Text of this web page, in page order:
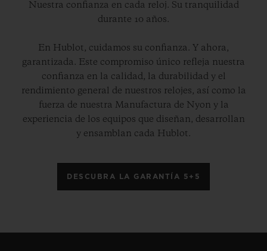
Nuestra confianza en cada reloj. Su tranquilidad
durante 10 años.
En Hublot, cuidamos su confianza. Y ahora,
garantizada. Este compromiso único refleja nuestra
confianza en la calidad, la durabilidad y el
rendimiento general de nuestros relojes, así como la
fuerza de nuestra Manufactura de Nyon y la
experiencia de los equipos que diseñan, desarrollan
y ensamblan cada Hublot.
DESCUBRA LA GARANTÍA 5+5